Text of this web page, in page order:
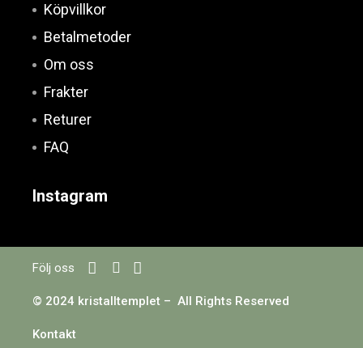
Köpvillkor
Betalmetoder
Om oss
Frakter
Returer
FAQ
Instagram
Följ oss
© 2024 kristalltemplet – All Rights Reserved
Kontakt